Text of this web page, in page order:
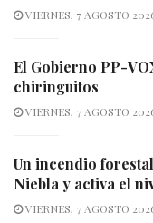
VIERNES, 7 AGOSTO
El Gobierno PP-
chiringuitos
VIERNES, 7 AGOSTO
Un incendio
Niebla y activa el
VIERNES, 7 AGOSTO